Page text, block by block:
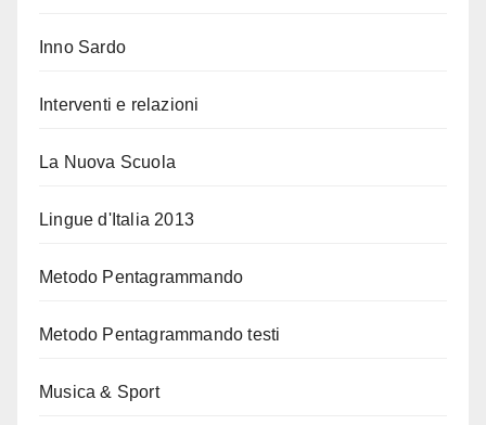
Inno Sardo
Interventi e relazioni
La Nuova Scuola
Lingue d'Italia 2013
Metodo Pentagrammando
Metodo Pentagrammando testi
Musica & Sport